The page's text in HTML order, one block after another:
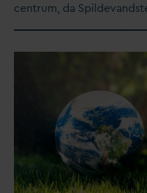
centrum, da Spildev